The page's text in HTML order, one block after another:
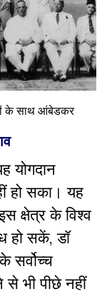
के साथ आंबेडकर
योगदान
हो सका। यह
क्षेत्र के विश्व
हो सकें, डॉ
सर्वोच्च
से भी पीछे नहीं